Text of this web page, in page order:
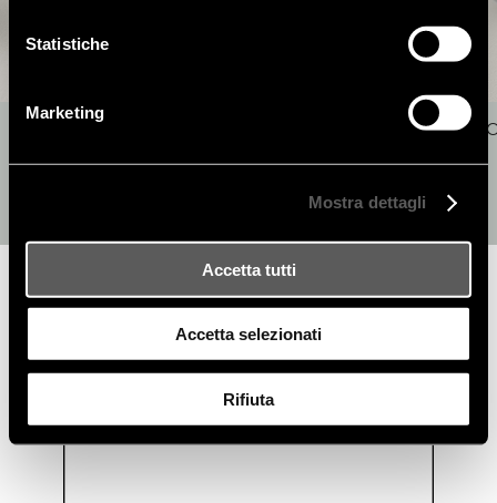
Statistiche
Marketing
Mostra dettagli
Accetta tutti
Accetta selezionati
Rifiuta
LIGHT HARMONY | 8